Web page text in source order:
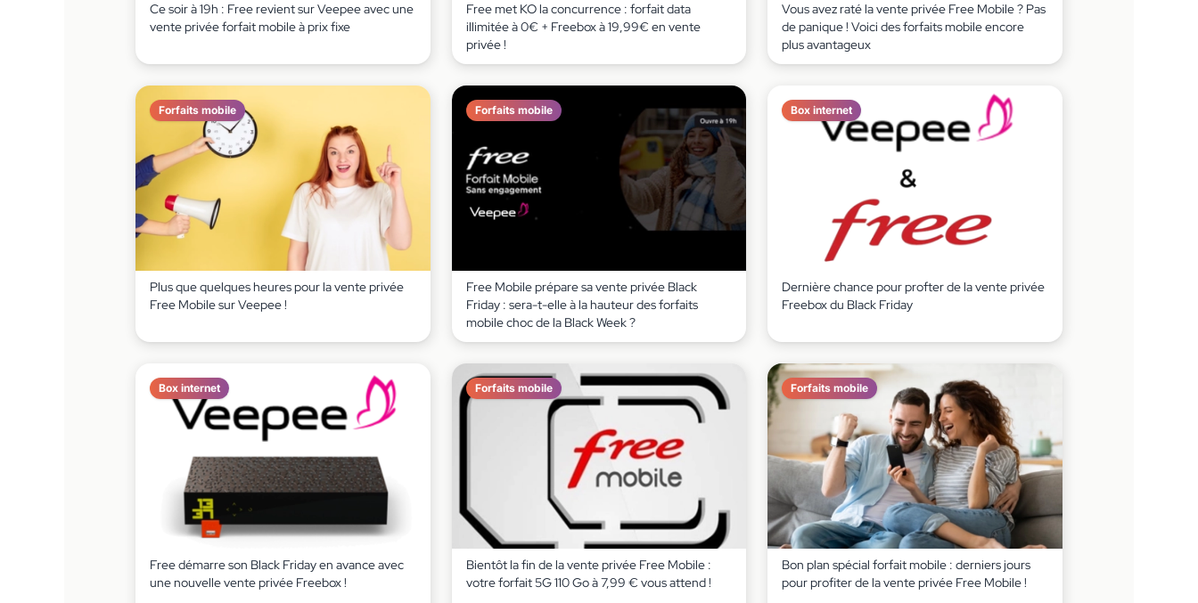
Ce soir à 19h : Free revient sur Veepee avec une
vente privée forfait mobile à prix fixe
Free met KO la concurrence : forfait data
illimitée à 0€ + Freebox à 19,99€ en vente
privée !
Vous avez raté la vente privée Free Mobile ? Pas
de panique ! Voici des forfaits mobile encore
plus avantageux
Forfaits mobile
Plus que quelques heures pour la vente privée
Free Mobile sur Veepee !
Forfaits mobile
Free Mobile prépare sa vente privée Black
Friday : sera-t-elle à la hauteur des forfaits
mobile choc de la Black Week ?
Box internet
Dernière chance pour profter de la vente privée
Freebox du Black Friday
Box internet
Free démarre son Black Friday en avance avec
une nouvelle vente privée Freebox !
Forfaits mobile
Bientôt la fin de la vente privée Free Mobile :
votre forfait 5G 110 Go à 7,99 € vous attend !
Forfaits mobile
Bon plan spécial forfait mobile : derniers jours
pour profiter de la vente privée Free Mobile !